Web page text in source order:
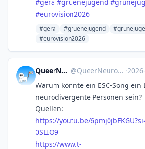
#gera #gruenejugend #
#eurovision2026
#gera #gruenejugend
#eurovision2026
QueerNeurodivergent_HalleSaale @QueerNeurodivergent_HalleSaale@mastodon.social ·
Warum könnte ein ESC-Song ein
neurodivergente Personen sein?
Quellen:
https://youtu.be/
0SLIO9
https://www.t-